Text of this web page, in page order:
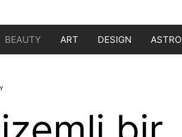
BEAUTY ART DESIGN ASTRO